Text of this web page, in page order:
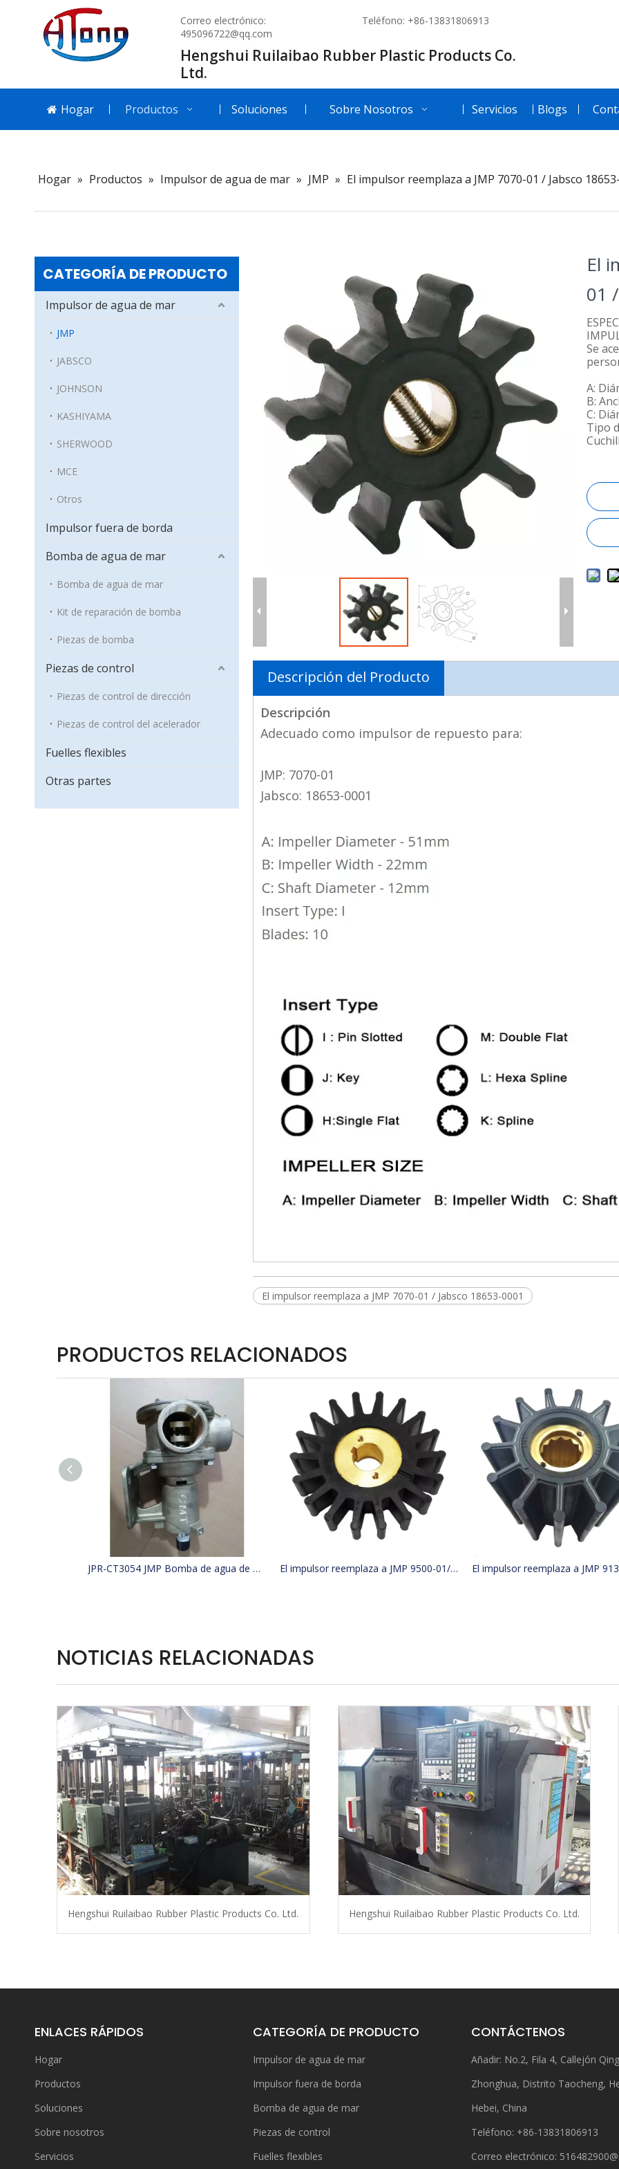
Correo electrónico:
495096722@qq.com
Teléfono: +86-13831806913
Hengshui Ruilaibao Rubber Plastic Products Co.
Ltd.
Hogar Productos Soluciones Sobre Nosotros Servicios Blogs
Hogar » Productos » Impulsor de agua de mar » JMP » El impulsor reemplaza a JMP 7070-01 / Jabsco
CATEGORÍA DE PRODUCTO
Impulsor de agua de mar
JMP
JABSCO
JOHNSON
KASHIYAMA
SHERWOOD
MCE
Otros
Impulsor fuera de borda
Bomba de agua de mar
Bomba de agua de mar
Kit de reparación de bomba
Piezas de bomba
Piezas de control
Piezas de control de dirección
Piezas de control del acelerador
Fuelles flexibles
Otras partes
El
01
Se
A:
B:
C:
Tipo
Descripción del Producto
Descripción
Adecuado como impulsor de repuesto para:
JMP: 7070-01
Jabsco: 18653-0001
El impulsor reemplaza a JMP 7070-01 / Jabsco 18653-0001
PRODUCTOS RELACIONADOS
JPR-CT3054 JMP Bomba de agua de mar para barco de refrigeración reemplaza 4255411, 425-5411, Jabsco 29630-1301S, W100000 El impulsor reemplaza a JMP 9500-01/JABSCO 15780-0000/JOHNSON 15299-1000
NOTICIAS RELACIONADAS
Hengshui Ruilaibao Rubber Plastic Products Co. Ltd. Hengshui Ruilaibao Rubber Plastic Products Co. Ltd.
ENLACES RÁPIDOS
Hogar
Productos
Soluciones
Sobre nosotros
Servicios
CATEGORÍA DE PRODUCTO
Impulsor de agua de mar
Impulsor fuera de borda
Bomba de agua de mar
Piezas de control
Fuelles flexibles
CONTÁCTENOS
Añadir: No.2, Fila 4, Callejón
Zhonghua, Distrito Taocheng,
Hebei, China
Teléfono: +86-13831806913
Correo electrónico: